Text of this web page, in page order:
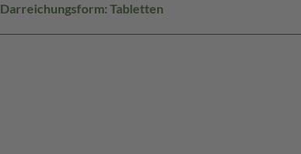
Darreichungsform: Tabletten